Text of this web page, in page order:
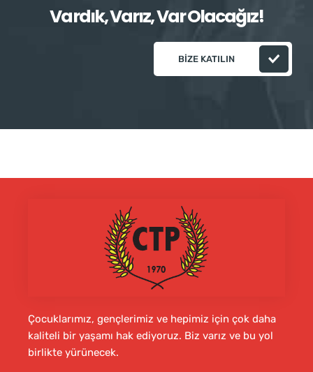
Vardık, Varız, Var Olacağız!
BIZE KATILIN
Çocuklarımız, gençlerimiz ve hepimiz için çok daha
kaliteli bir yaşamı hak ediyoruz. Biz varız ve bu yol
birlikte yürünecek.